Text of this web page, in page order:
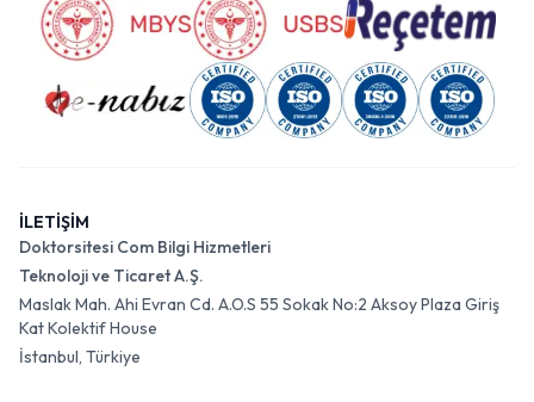
İLETİŞİM
Doktorsitesi Com Bilgi Hizmetleri
Teknoloji ve Ticaret A.Ş.
Maslak Mah. Ahi Evran Cd. A.O.S 55 Sokak No:2 Aksoy Plaza Giriş
Kat Kolektif House
İstanbul, Türkiye